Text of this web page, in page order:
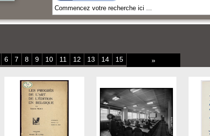
6 7 8 9 10 11 12 13 14 15 »